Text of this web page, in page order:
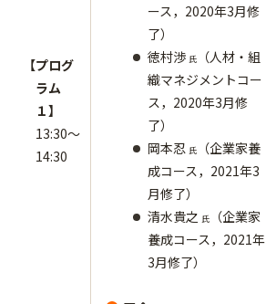
【プログ
ラム
１】
13:30～
14:30
ース，2020年3月修
了）
徳村渉 氏
（人材・組
織マネジメントコー
ス，2020年3月修
了）
岡本忍 氏
（企業家養
成コース，2021年3
月修了）
清水貴之 氏
（企業家
養成コース，2021年
3月修了）